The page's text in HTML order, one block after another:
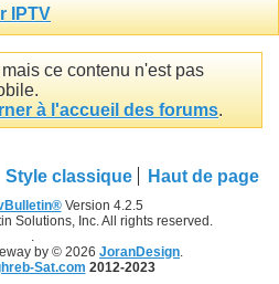
IPTV
ce contenu n'est pas
à l'accueil des forums.
Style classique Haut de page
Version 4.2.5
Solutions, Inc. All rights reserved.
.
by © 2026 JoranDesign.
Sat.com 2012-2023